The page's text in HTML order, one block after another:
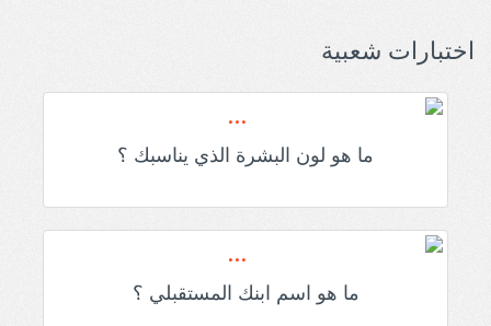
اختبارات شعبية
ما هو لون البشرة الذي يناسبك ؟
ما هو اسم ابنك المستقبلي ؟